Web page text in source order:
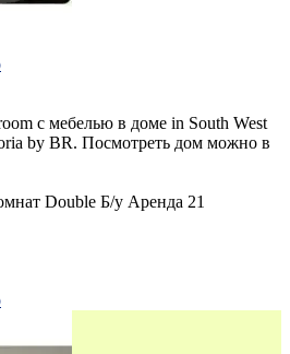
с мебелью в доме in South West
by BR. Посмотреть дом можно в
Double Б/у Аренда 21